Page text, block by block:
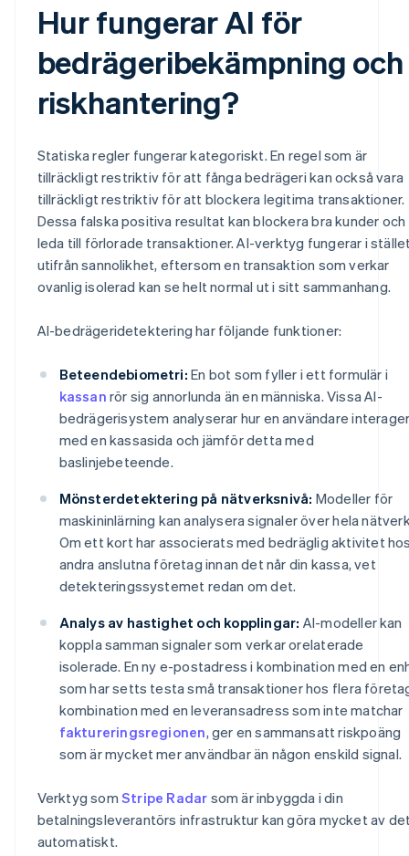
Hur fungerar AI för
bedrägeribekämpning och
riskhantering?
Statiska regler fungerar kategoriskt. En regel som är
tillräckligt restriktiv för att fånga bedrägeri kan också vara
tillräckligt restriktiv för att blockera legitima transaktioner.
Dessa falska positiva resultat kan blockera bra kunder och
leda till förlorade transaktioner. AI-verktyg fungerar i
utifrån sannolikhet, eftersom en transaktion som verkar
ovanlig isolerad kan se helt normal ut i sitt sammanhang.
AI-bedrägeridetektering har följande funktioner:
Beteendebiometri: En bot som fyller i ett formulär i
kassan rör sig annorlunda än en människa. Vissa AI-
bedrägerisystem analyserar hur en användare
med en kassasida och jämför detta med
baslinjebeteende.
Mönsterdetektering på nätverksnivå: Modeller för
maskininlärning kan analysera signaler över hela
Om ett kort har associerats med bedräglig aktivitet
andra anslutna företag innan det når din kassa, vet
detekteringssystemet redan om det.
Analys av hastighet och kopplingar: AI-modeller kan
koppla samman signaler som verkar orelaterade
isolerade. En ny e-postadress i kombination med en
som har setts testa små transaktioner hos flera
kombination med en leveransadress som inte matchar
faktureringsregionen, ger en sammansatt riskpoäng
som är mycket mer användbar än någon enskild signal.
Verktyg som Stripe Radar som är inbyggda i din
betalningsleverantörs infrastruktur kan göra mycket av
automatiskt.